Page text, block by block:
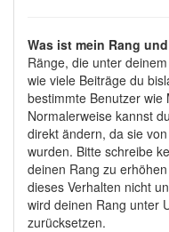
Was ist mein Rang
Ränge, die unter
wie viele Beiträge du
bestimmte Benutzer
Normalerweise kannst
direkt ändern, da sie
wurden. Bitte schreibe
deinen Rang zu
dieses Verhalten nicht
wird deinen Rang unter
zurücksetzen.